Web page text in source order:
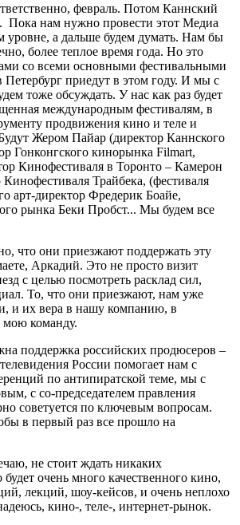
февраль. Потом Каннский
Пока нам нужно провести этот Медиа
уровне, а дальше будем думать. Нам бы
более теплое время года. Но это
со всеми основными фестивальными
Петербург приедут в этом году. И мы с
тоже обсуждать. У нас как раз будет
международным фестивалям, в
продвижения кино и теле и
Жером Пайар (директор Каннского
Гонконгского кинорынка Filmart,
Кинофестиваля в Торонто – Камерон
Трайбека, (фестиваля
арт-директор Фредерик Боайе,
рынка Беки Пробст... Мы будем все
что они приезжают поддержать эту
Аркадий. Это не просто визит
с целью посмотреть расклад сил,
То, что они приезжают, нам уже
и их вера в нашу компанию, в
команду.
поддержка российских продюсеров –
России помогает нам с
по антипиратской теме, мы с
с со-председателем правления
советуется по ключевым вопросам.
в первый раз все прошло на
не стоит ждать никаких
очень много качественного кино,
лекций, шоу-кейсов, и очень неплохо
кино-, теле-, интернет-рынок.